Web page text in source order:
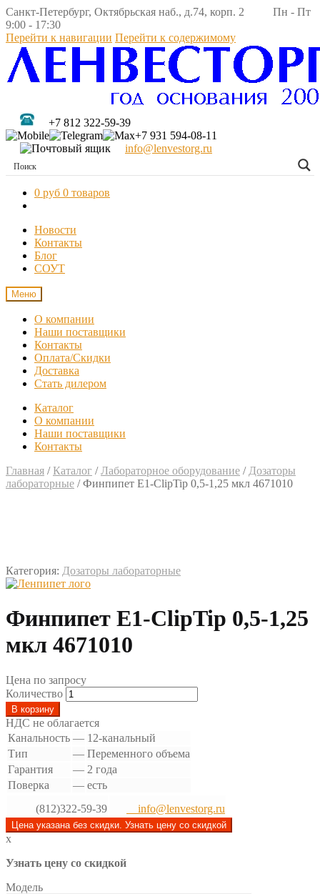
Санкт-Петербург, Октябрьская наб., д.74, корп. 2 Пн - Пт
9:00 - 17:30
Перейти к навигации Перейти к содержимому
+7 812 322-59-39
+7 931 594-08-11
info@lenvestorg.ru
0 руб 0 товаров
Новости
Контакты
Блог
СОУТ
Меню
О компании
Наши поставщики
Контакты
Оплата/Скидки
Доставка
Стать дилером
Каталог
О компании
Наши поставщики
Контакты
Главная / Каталог /Лабораторное оборудование / Дозаторы
лабораторные /Финпипет E1-ClipTip 0,5-1,25 мкл 4671010
Категория: Дозаторы лабораторные
Финпипет E1-ClipTip 0,5-1,25
мкл 4671010
Цена по запросу
Количество
В корзину
НДС не облагается
Канальность — 12-канальный
Тип
— Переменного объема
Гарантия
— 2 года
Поверка
— есть
(812)322-59-39
info@lenvestorg.ru
Цена указана без скидки. Узнать цену со скидкой
x
Узнать цену со скидкой
Модель